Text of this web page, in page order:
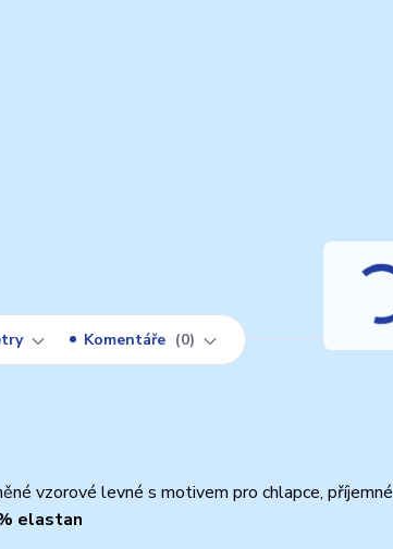
Komentáře 0
vzorové levné s motivem pro chlapce,
elastan